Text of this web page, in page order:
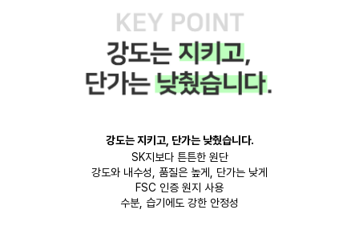
강도는 지키고, 단가는 낮췄습니다.
SK지보다 튼튼한 원단
강도와 내수성, 품질은 높게, 단가는 낮게
FSC 인증 원지 사용
수분, 습기에도 강한 안정성